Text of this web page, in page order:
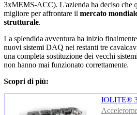
3xMEMS-ACC). L'azienda ha deciso che
migliore per affrontare il mercato
strutturale.
La splendida avventura ha inizio
nuovi sistemi DAQ nei restanti tre
una completa sostituzione dei vecchi
non hanno mai funzionato correttamente.
Scopri di più:
IOLITE®